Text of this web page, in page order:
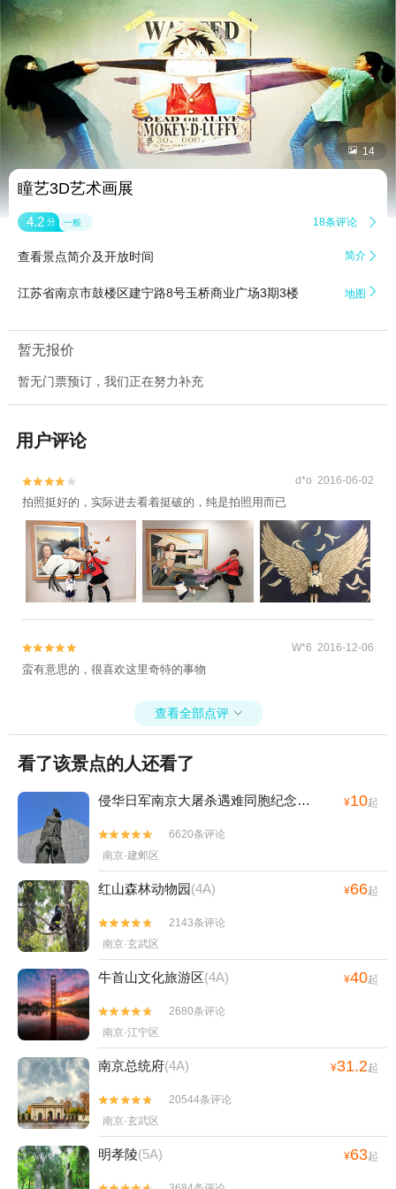
 14
瞳艺3D艺术画展
4.2 分 一般 18条评论 
查看景点简介及开放时间 简介 
江苏省南京市鼓楼区建宁路8号玉桥商业广场3期3楼 地图 
暂无报价
暂无门票预订，我们正在努力补充
用户评论

 d*o 2016-06-02
拍照挺好的，实际进去看着挺破的，纯是拍照用而已

 W*6 2016-12-06
蛮有意思的，很喜欢这里奇特的事物
查看全部点评 
看了该景点的人还看了
侵华日军南京大屠杀遇难同胞纪念馆 ¥10起


6620条评论
南京·建邺区
红山森林动物园(4A) ¥66起


2143条评论
南京·玄武区
牛首山文化旅游区(4A) ¥40起


2680条评论
南京·江宁区
南京总统府(4A) ¥31.2起


20544条评论
南京·玄武区
明孝陵(5A) ¥63起
